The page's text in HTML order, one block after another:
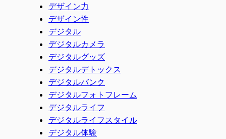
デザイン力
デザイン性
デジタル
デジタルカメラ
デジタルグッズ
デジタルデトックス
デジタルバンク
デジタルフォトフレーム
デジタルライフ
デジタルライフスタイル
デジタル体験